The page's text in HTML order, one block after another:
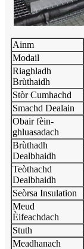
Ainm
Modail
Riaghladh
Brùthaidh
Stòr Cumhachd
Smachd Dealain
Obair fèin-
ghluasadach
Brùthadh
Dealbhaidh
Teòthachd
Dealbhaidh
Seòrsa Insulation
Meud
Èifeachdach
Stuth
Meadhanach